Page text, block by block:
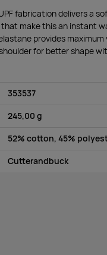
fabrication delivers a
make this an instant
provides
for better shape
353537
245,00 g
52% cotton, 45%
Cutterandbuck